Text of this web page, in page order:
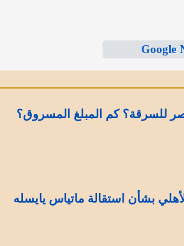
للسرقة؟ كم المبلغ المسروق؟
بشأن استقالة ماتياس يايسله